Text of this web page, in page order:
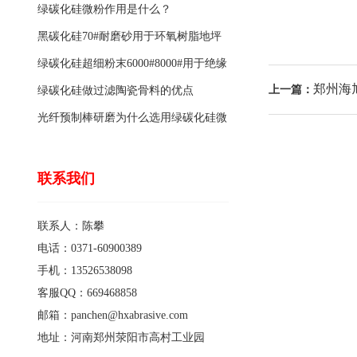
绿碳化硅微粉作用是什么？
黑碳化硅70#耐磨砂用于环氧树脂地坪
骨料的特点有哪些？
绿碳化硅超细粉末6000#8000#用于绝缘
涂料的优点
绿碳化硅做过滤陶瓷骨料的优点
光纤预制棒研磨为什么选用绿碳化硅微
联系我们
联系人：陈攀
电话：0371-60900389
手机：13526538098
客服QQ：669468858
邮箱：panchen@hxabrasive.com
地址：河南郑州荥阳市高村工业园
上一篇： 郑州海